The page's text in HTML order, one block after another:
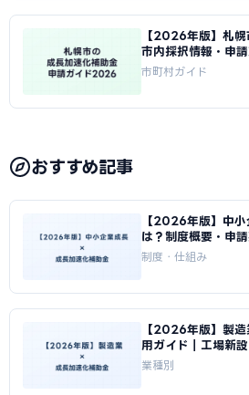
【2026年版】札幌
市内採択情報・申
め｜成長加速化補助
市町村ガイド
おすすめ記事
【2026年版】中小
は？制度概要・申
速化補助金ナビ
制度・仕組み
【2026年版】製
用ガイド｜工場新
略｜成長加速化補助
業種別